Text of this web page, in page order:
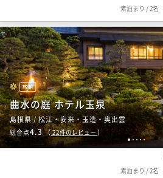
素泊まり /2名
12 3 45
旅館
曲水の庭 ホテル玉泉
島根県 / 松江・安来・玉造・奥出雲
総合点4.3（22件のレビュー ）
素泊まり /2名